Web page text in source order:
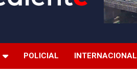
POLICIAL INTERNACIONAL